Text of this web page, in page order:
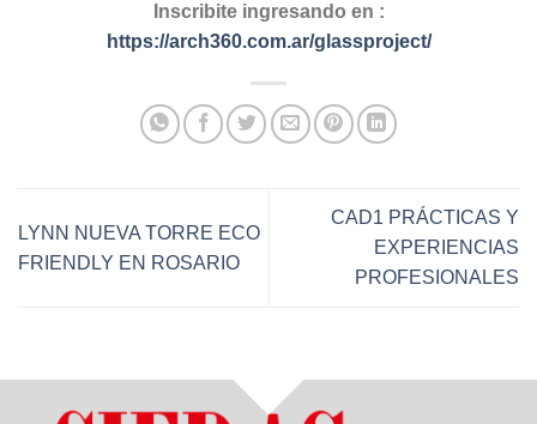
Inscribite ingresando en :
https://arch360.com.ar/glassproject/
LYNN NUEVA TORRE ECO
FRIENDLY EN ROSARIO
CAD1 PRÁCTICAS Y
EXPERIENCIAS
PROFESIONALES